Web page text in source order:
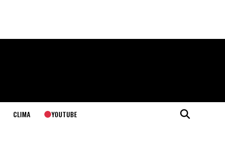
CLIMA YOUTUBE